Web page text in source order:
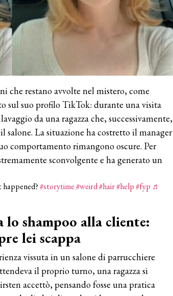
che restano avvolte nel mistero, come
sul suo profilo TikTok: durante una visita
da una ragazza che, successivamente,
salone. La situazione ha costretto il manager
comportamento rimangono oscure. Per
sconvolgente e ha generato un
happened?#storytime#weird#hair#help#fyp ♬
shampoo alla cliente:
lei scappa
vissuta in un salone di parrucchiere
il proprio turno, una ragazza si
accettò, pensando fosse una pratica